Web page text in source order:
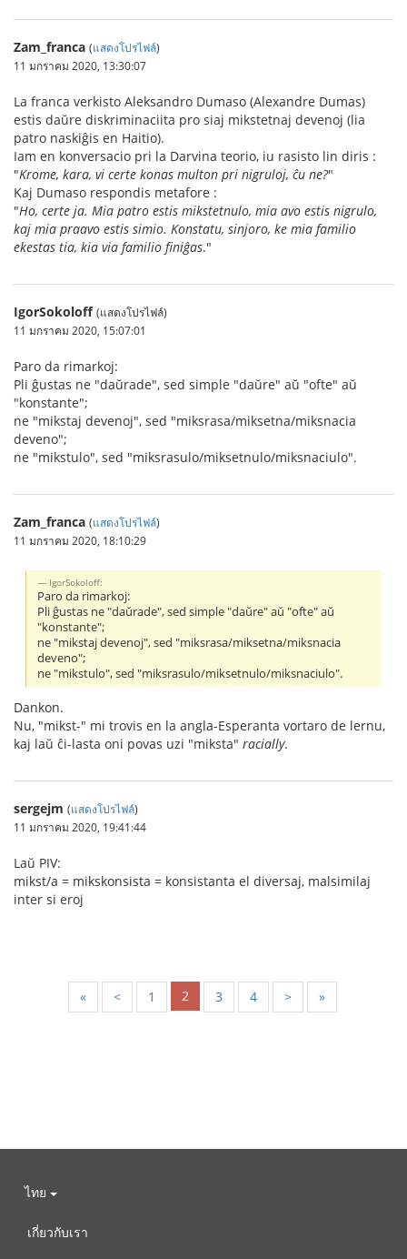
Zam_franca (แสดงโปรไฟล์)
11 มกราคม 2020, 13:30:07
La franca verkisto Aleksandro Dumaso (Alexandre Dumas)
estis daŭre diskriminaciita pro siaj mikstetnaj devenoj (lia
patro naskiĝis en Haitio).
Iam en konversacio pri la Darvina teorio, iu rasisto lin diris :
"Krome, kara, vi certe konas multon pri nigruloj, ĉu ne?"
Kaj Dumaso respondis metafore :
"Ho, certe ja. Mia patro estis mikstetnulo, mia avo estis nigrulo,
kaj mia praavo estis simio. Konstatu, sinjoro, ke mia familio
ekestas tia, kia via familio finiĝas."
IgorSokoloff (แสดงโปรไฟล์)
11 มกราคม 2020, 15:07:01
Paro da rimarkoj:
Pli ĝustas ne "daŭrade", sed simple "daŭre" aŭ "ofte" aŭ
"konstante";
ne "mikstaj devenoj", sed "miksrasa/miksetna/miksnacia
deveno";
ne "mikstulo", sed "miksrasulo/miksetnulo/miksnaciulo".
Zam_franca (แสดงโปรไฟล์)
11 มกราคม 2020, 18:10:29
IgorSokoloff:
Paro da rimarkoj:
Pli ĝustas ne "daŭrade", sed simple "daŭre" aŭ "ofte" aŭ
"konstante";
ne "mikstaj devenoj", sed "miksrasa/miksetna/miksnacia
deveno";
ne "mikstulo", sed "miksrasulo/miksetnulo/miksnaciulo".
Dankon.
Nu, "mikst-" mi trovis en la angla-Esperanta vortaro de lernu,
kaj laŭ ĉi-lasta oni povas uzi "miksta" racially.
sergejm (แสดงโปรไฟล์)
11 มกราคม 2020, 19:41:44
Laŭ PIV:
mikst/a = mikskonsista = konsistanta el diversaj, malsimilaj
inter si eroj
« < 1 2 3 4 > »
ไทย
เกี่ยวกับเรา